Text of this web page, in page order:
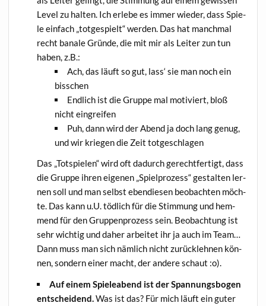
Level zu hal­ten. Ich erle­be es immer wie­der, dass Spie­
le ein­fach „tot­ge­spielt“ wer­den. Das hat manch­mal
recht bana­le Grün­de, die mit mir als Lei­ter zun tun
haben, z.B.:
Ach, das läuft so gut, lass‘ sie man noch ein
bisschen
End­lich ist die Grup­pe mal moti­viert, bloß
nicht eingreifen
Puh, dann wird der Abend ja doch lang genug,
und wir krie­gen die Zeit totgeschlagen
Das „Tot­spie­len“ wird oft dadurch gerecht­fer­tigt, dass
die Grup­pe ihren eige­nen „Spiel­pro­zess“ gestal­ten ler­
nen soll und man selbst eben­die­sen beob­ach­ten möch­
te. Das kann u.U. töd­lich für die Stim­mung und hem­
mend für den Grup­pen­pro­zess sein. Beob­ach­tung ist
sehr wich­tig und daher arbei­tet ihr ja auch im Team…
Dann muss man sich näm­lich nicht zurück­leh­nen kön­
nen, son­dern einer macht, der ande­re schaut :o).
Auf einem Spie­le­abend ist der Span­nungs­bo­gen
ent­schei­dend. Was ist das? Für mich läuft ein guter